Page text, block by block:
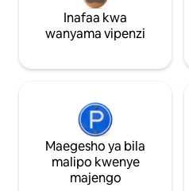
Inafaa kwa
wanyama vipenzi
Maegesho ya bila
malipo kwenye
majengo